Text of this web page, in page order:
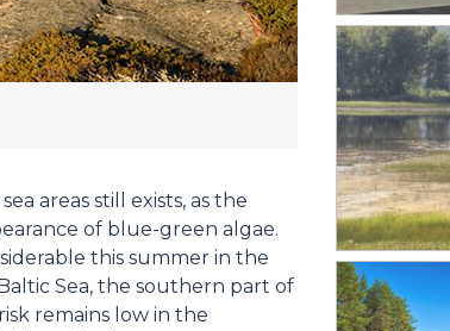
areas still exists, as the
of blue-green algae.
this summer in the
Sea, the southern part of
remains low in the